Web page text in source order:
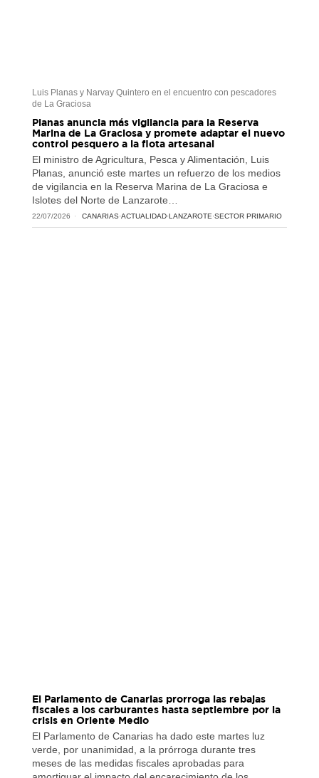
Luis Planas y Narvay Quintero en el encuentro con pescadores
de La Graciosa
Planas anuncia más vigilancia para la Reserva
Marina de La Graciosa y promete adaptar el nuevo
control pesquero a la flota artesanal
El ministro de Agricultura, Pesca y Alimentación, Luis
Planas, anunció este martes un refuerzo de los medios
de vigilancia en la Reserva Marina de La Graciosa e
Islotes del Norte de Lanzarote…
22/07/2026 CANARIAS·ACTUALIDAD·LANZAROTE·SECTOR PRIMARIO
El Parlamento de Canarias prorroga las rebajas
fiscales a los carburantes hasta septiembre por la
crisis en Oriente Medio
El Parlamento de Canarias ha dado este martes luz
verde, por unanimidad, a la prórroga durante tres
meses de las medidas fiscales aprobadas para